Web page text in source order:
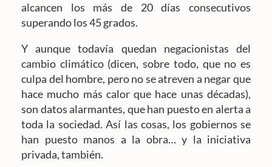
alcancen los más de 20 días consecutivos
superando los 45 grados.
Y aunque todavía quedan negacionistas del
cambio climático (dicen, sobre todo, que no es
culpa del hombre, pero no se atreven a negar que
hace mucho más calor que hace unas décadas),
son datos alarmantes, que han puesto en alerta a
toda la sociedad. Así las cosas, los gobiernos se
han puesto manos a la obra… y la iniciativa
privada, también.